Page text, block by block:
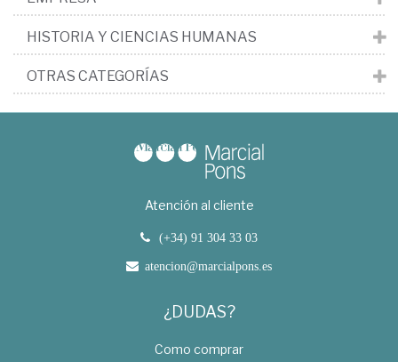
HISTORIA Y CIENCIAS HUMANAS
OTRAS CATEGORÍAS
Atención al cliente
(+34) 91 304 33 03
atencion@marcialpons.es
¿DUDAS?
Como comprar